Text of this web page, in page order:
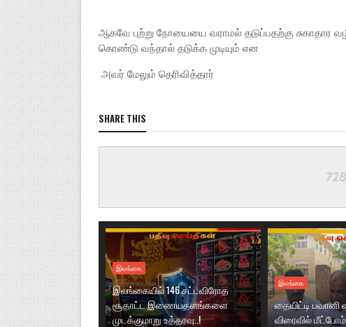
ஆகவே புற்று நோயையை வராமல் தடுப்பதற்கு
கொண்டு வந்தால் தடுக்க முடியும் என
அவர் மேலும் தெரிவித்தார்
SHARE THIS
இலங்கை
இலங்கையில் 146 சட்டவிரோத
சூதாட்ட இணையதளங்களை
முடக்குமாறு உத்தரவு..!
இலங்கை
தையிட்டி பவானி
விரைவில்